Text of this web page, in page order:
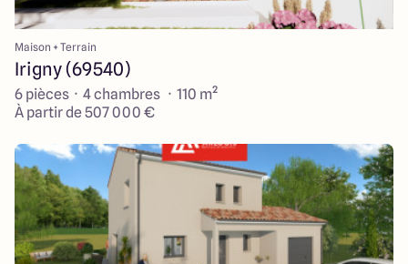
Maison + Terrain
Irigny (69540)
6 pièces · 4 chambres · 110 m²
À partir de 507 000 €